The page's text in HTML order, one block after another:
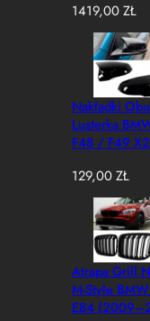
(Zamiennik)
1419,00ZŁ
Nakładki
Lusterka
F48 / F49
M-Style Czarny
Połysk
129,00ZŁ
Atrapa Grill
M-Style
E84